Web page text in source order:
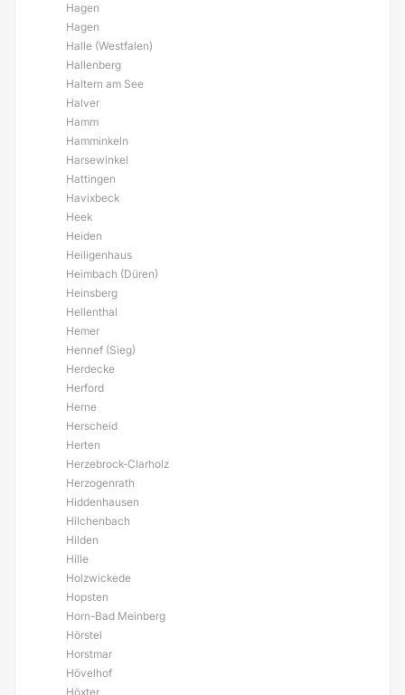
Hagen
Hagen
Halle (Westfalen)
Hallenberg
Haltern am See
Halver
Hamm
Hamminkeln
Harsewinkel
Hattingen
Havixbeck
Heek
Heiden
Heiligenhaus
Heimbach (Düren)
Heinsberg
Hellenthal
Hemer
Hennef (Sieg)
Herdecke
Herford
Herne
Herscheid
Herten
Herzebrock-Clarholz
Herzogenrath
Hiddenhausen
Hilchenbach
Hilden
Hille
Holzwickede
Hopsten
Horn-Bad Meinberg
Hörstel
Horstmar
Hövelhof
Höxter